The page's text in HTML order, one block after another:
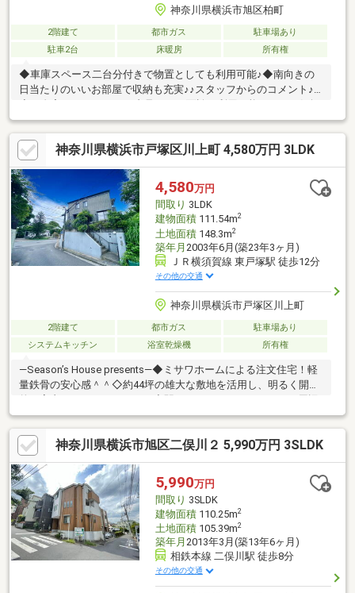
神奈川県横浜市旭区柏町
2階建て 都市ガス
駐車場あり
駐車2台
床暖房 所有権
◆車庫スペース二台分付きで物置としても利用可能♪◆南向きの
日当たりのいいお部屋で収納も充実♪♪スタッフからのコメント♪
にお問い合わせください。◇「横浜・川崎」の最新物件はもちろ
ん、「住宅ローンにも強い会社」です。◇「桜木町駅１分」に店
舗がございますので、お気軽にご来店下さい。◇お車でご来社の
際は、無料駐車券サービスがご利用できます。◇現地見学をご希
望のお客様は、ご指定の場所へのお迎えも対応します。
神奈川県横浜市戸塚区川上町 4,580万円 3LDK
4,580万円
間取り 3LDK
建物面積111.54m2
土地面積148.3m2
築年月 2003年6月(築23年3ヶ月)
ＪＲ横須賀線 東戸塚駅 徒歩12分
その他の交通
神奈川県横浜市戸塚区川上町
2階建て 都市ガス
駐車場あり
システムキッチン
浴室乾燥機 所有権
―Season’s House presents―◆ミサワホームによる注文住宅！軽
量鉄骨の安心感＾＾◇約44坪の雄大な敷地を活用し、明るく開放
は緑が多く点在し、閑静な住宅地が守られております♪◇学校や
スーパーも近く、子育て環境も良好です！
☆SHY☆SHY☆SHY☆SHY☆現地案内会開催中です！お気軽にお
問合せください！☆SHY☆SHY☆SHY☆SHY☆【社外ファイナン
シャルプランナーによる『第三者からの無料相談会・無料住み替
え』相談会実施中！】
神奈川県横浜市旭区二俣川２ 5,990万円 3SLDK
5,990万円
間取り 3SLDK
建物面積110.25m2
土地面積105.39m2
築年月 2013年3月(築13年6ヶ月)
相鉄本線 二俣川駅 徒歩8分
その他の交通